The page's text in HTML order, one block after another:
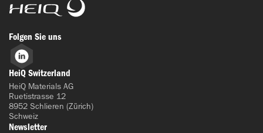
HeiQ
Folgen Sie uns
LinkedIn
HeiQ Switzerland
HeiQ Materials AG
Ruetistrasse 12
8952 Schlieren (Zürich)
Schweiz
Newsletter